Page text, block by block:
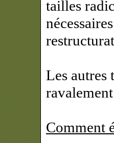
tailles
Les autres
Comment